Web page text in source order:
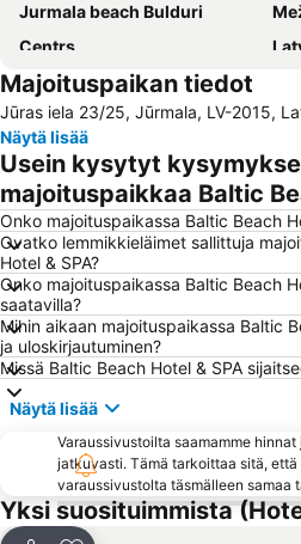
Jurmala beach Bulduri
Centrs
Dome Square
Centrala Stacija
The old church of St. Gertrude
Elisabetes iela
Majori Pludmale
Skanste
Latgales priekšpilsēta
St.
Mežciems
Ķengarags
Latvian riflemen
Berģi
LIDO Recreation Centre
Melngalvju nams
Majoituspaikan tiedot
Jūras iela 23/25, Jūrmala, LV-2015,
Näytä lisää
Usein kysytyt
majoituspaikkaa Baltic
Onko majoituspaikassa Baltic Beach
Ovatko lemmikkieläimet sallittuja
Hotel & SPA?
Onko majoituspaikassa Baltic Beach
saatavilla?
Mihin aikaan majoituspaikassa Baltic
ja uloskirjautuminen?
Missä Baltic Beach Hotel & SPA
Näytä lisää
Varaussivustoilta saamamme
jatkuvasti. Tämä tarkoittaa sitä,
varaussivustolta täsmälleen samaa
Yksi suosituimmista